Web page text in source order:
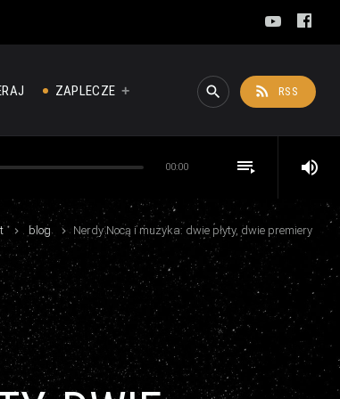
ZAPLECZE search rss_feed RSS
00:00 playlist_play volume_up
keyboard_arrow_right blog keyboard_arrow_right Nerdy Nocą i muzyka: dwie płyty, dwie premiery